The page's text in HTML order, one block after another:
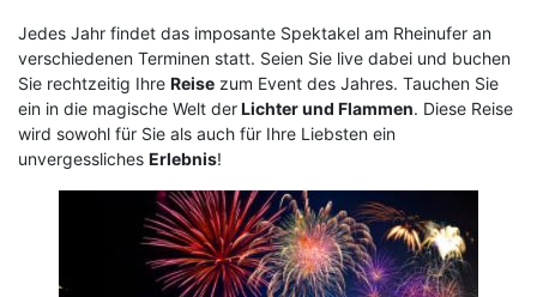
Gruppenreisen
Klassische Konzerte
Konzertreisen
Kunst, Kultur & Kulinarik
Nord- & Ostsee
Opernreisen
Inseln im Mittelmeer
Italien
Malta
Portugal
Skandinavien
Europa-Kreuzfahrten
Flusskreuzfahrt mit
Haustürabholung
Hochseekreuzfahrten
Loire Kreuzfahrt
Jedes Jahr findet das imposante Spektakel am Rheinufer an
verschiedenen Terminen statt. Seien Sie live dabei und buchen
Sie rechtzeitig Ihre Reise zum Event des Jahres. Tauchen Sie
ein in die magische Welt derLichter und Flammen. Diese Reise
wird sowohl für Sie als auch für Ihre Liebsten ein
unvergessliches Erlebnis!